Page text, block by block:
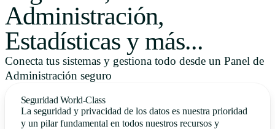
Administración,
Estadísticas y más...
Conecta tus sistemas y gestiona todo desde un Panel de
Administración seguro
Seguridad World-Class
La seguridad y privacidad de los datos es nuestra prioridad
y un pilar fundamental en todos nuestros recursos y